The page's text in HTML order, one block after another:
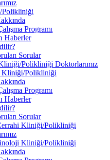
Programı
Haberler
Sorular
Polikliniği Doktorlarımız
Kliniği/Polikliniği
Programı
Haberler
Sorular
Kliniği/Polikliniği
Kliniği/Polikliniği